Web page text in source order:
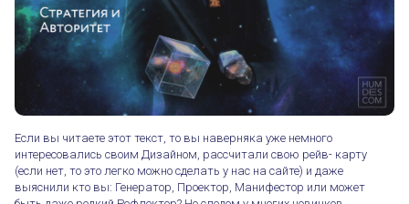
Если вы читаете этот текст, то вы наверняка уже немного
интересовались своим Дизайном, рассчитали свою рейв- карту
(если нет, то это легко можно сделать у нас на сайте) и даже
выяснили кто вы: Генератор, Проектор, Манифестор или может